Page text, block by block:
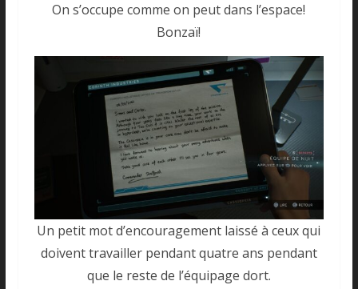
On s’occupe comme on peut dans l’espace!
Bonzaï!
Un petit mot d’encouragement laissé à ceux qui
doivent travailler pendant quatre ans pendant
que le reste de l’équipage dort.